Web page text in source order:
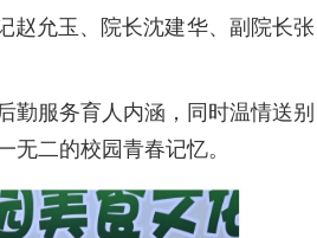
赵允玉、院长沈建华、副院长张
勤服务育人内涵，同时温情送别
二的校园青春记忆。